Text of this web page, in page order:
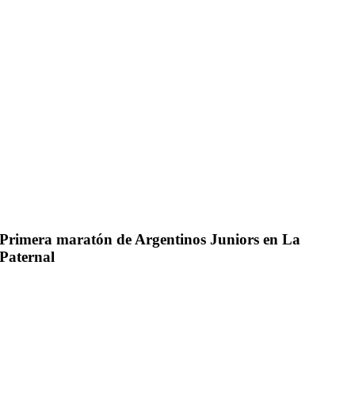
Primera maratón de Argentinos Juniors en La
Paternal